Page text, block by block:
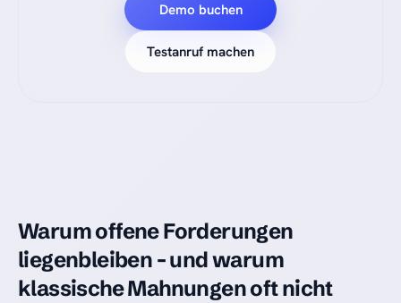
Demo buchen
Testanruf machen
Warum offene Forderungen
liegenbleiben - und warum
klassische Mahnungen oft nicht